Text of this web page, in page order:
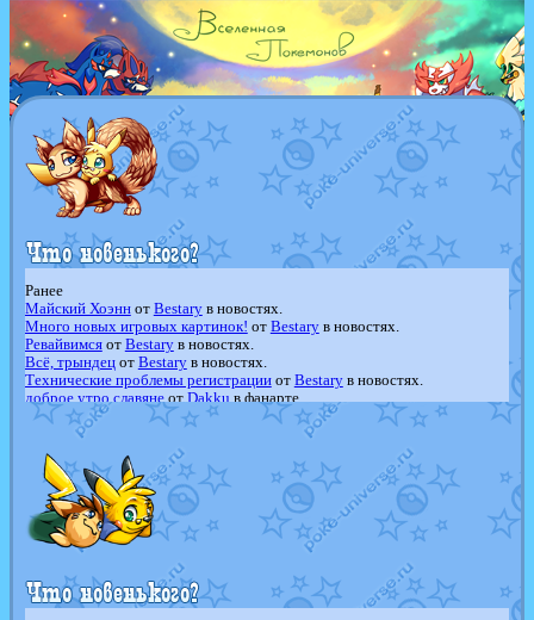
Ранее
Майский Хоэннот Bestaryв новостях.
Много новых игровых картинок! от Bestaryв новостях.
Ревайвимсяот Bestaryв новостях.
Всё, трындецот Bestaryв новостях.
Технические проблемы регистрацииот Bestaryв новостях.
доброе утро славянеот Dakku в фанарте.
Йолда и Мимикью отMavisNyanCatв фанарте.
Недовольный котомангуст
в фанарте.
The Dark Wishmaker
отRandomon
шадоу спиритомб
отilovearceus
в фанарте.
траббишотilovearceusв фанарте.
Raging BoltотGraceDaFox
в фанарте.
Shadow mismagiusотJOK_julia
в фанарте.
художникотvicavicaв фанарте.